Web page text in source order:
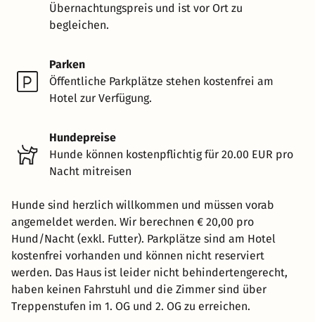
Übernachtungspreis und ist vor Ort zu
begleichen.
Parken
Öffentliche Parkplätze stehen kostenfrei am
Hotel zur Verfügung.
Hundepreise
Hunde können kostenpflichtig für 20.00 EUR pro
Nacht mitreisen
Hunde sind herzlich willkommen und müssen vorab
angemeldet werden. Wir berechnen € 20,00 pro
Hund/Nacht (exkl. Futter). Parkplätze sind am Hotel
kostenfrei vorhanden und können nicht reserviert
werden. Das Haus ist leider nicht behindertengerecht,
haben keinen Fahrstuhl und die Zimmer sind über
Treppenstufen im 1. OG und 2. OG zu erreichen.